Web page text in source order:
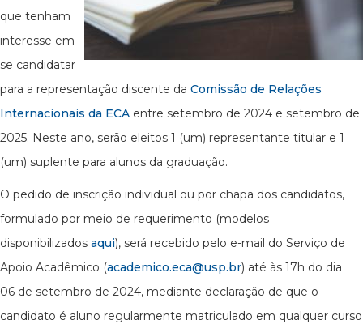
que tenham
interesse em
se candidatar
para a representação discente da Comissão de Relações
Internacionais da ECA entre setembro de 2024 e setembro de
2025. Neste ano, serão eleitos 1 (um) representante titular e 1
(um) suplente para alunos da graduação.
O pedido de inscrição individual ou por chapa dos candidatos,
formulado por meio de requerimento (modelos
disponibilizados aqui), será recebido pelo e-mail do Serviço de
Apoio Acadêmico (academico.eca@usp.br) até às 17h do dia
06 de setembro de 2024, mediante declaração de que o
candidato é aluno regularmente matriculado em qualquer curso